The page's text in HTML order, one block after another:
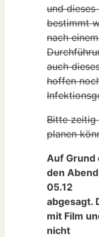
und dieses
bestimmt
nach
auch
hoffen
Bitte zeitig
planen
Auf
den
05.12
abgesagt.
mit Film
nicht